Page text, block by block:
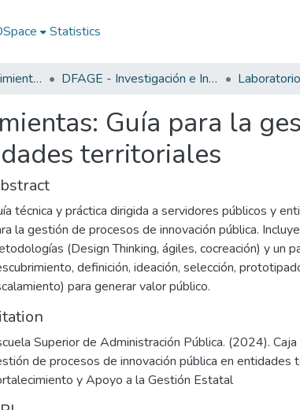
Statistics
Dirección de Fortalecimiento y Apoyo a la Gestión Estatal (DFAGE) DFAGE - Investigación e Innovación (principal)
Guía para la
territoriales
técnica y práctica dirigida a servidores públicos y
la gestión de procesos de innovación pública.
(Design Thinking, ágiles, cocreación) y un
definición, ideación, selección,
para generar valor público.
Superior de Administración Pública. (2024).
de procesos de innovación pública en entidades
y Apoyo a la Gestión Estatal